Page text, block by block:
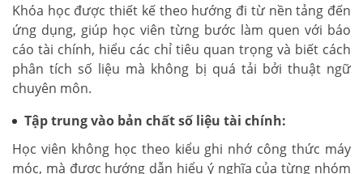
Khóa học được thiết kế theo hướng đi từ nền tảng đến
ứng dụng, giúp học viên từng bước làm quen với báo
cáo tài chính, hiểu các chỉ tiêu quan trọng và biết cách
phân tích số liệu mà không bị quá tải bởi thuật ngữ
chuyên môn.
Tập trung vào bản chất số liệu tài chính:
Học viên không học theo kiểu ghi nhớ công thức máy
móc, mà được hướng dẫn hiểu ý nghĩa của từng nhóm